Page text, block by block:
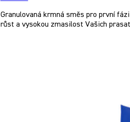
Granulovaná krmná směs pro první
růst a vysokou zmasilost Vašich